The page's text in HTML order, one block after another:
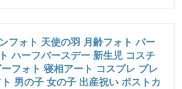
フォト 天使の羽 月齢フォト バー
ハーフバースデー 新生児 コスチ
フォト 寝相アート コスプレ プレ
男の子 女の子 出産祝い ポストカ